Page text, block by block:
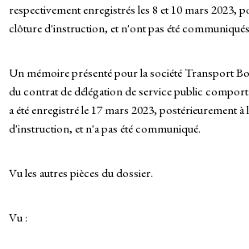
respectivement enregistrés les 8 et 10 mars 2023,
clôture d'instruction, et n'ont pas été
Un mémoire présenté pour la société Transport
du contrat de délégation de service public
a été enregistré le 17 mars 2023, postérieurement à
d'instruction, et n'a pas été communiqué.
Vu les autres pièces du dossier.
Vu :